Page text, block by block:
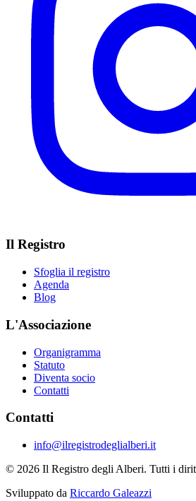
Il Registro
Sfoglia il registro
Agenda
Blog
L'Associazione
Organigramma
Statuto
Diventa socio
Contatti
Contatti
info@ilregistrodeglialberi.it
© 2026 Il Registro degli Alberi. Tutti i
Sviluppato da Riccardo Galeazzi